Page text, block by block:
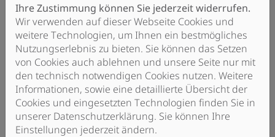
Ihre Zustimmung können Sie jederzeit widerrufen.
Wir verwenden auf dieser Webseite Cookies und
weitere Technologien, um Ihnen ein bestmögliches
Nutzungserlebnis zu bieten. Sie können das Setzen
von Cookies auch ablehnen und unsere Seite nur mit
den technisch notwendigen Cookies nutzen. Weitere
Informationen, sowie eine detaillierte Übersicht der
Cookies und eingesetzten Technologien finden Sie in
unserer Datenschutzerklärung. Sie können Ihre
Einstellungen jederzeit ändern.